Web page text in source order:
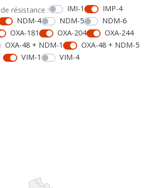
résistance : IMI-1
IMP-4
NDM-4 NDM-5
NDM-6
OXA-181 OXA-204
OXA-244
OXA-48 + NDM-1
OXA-48 + NDM-5
VIM-1
VIM-4